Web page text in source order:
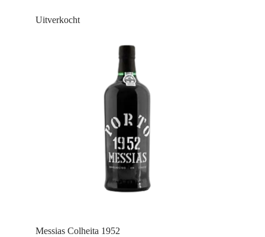
Uitverkocht
Messias Colheita 1952